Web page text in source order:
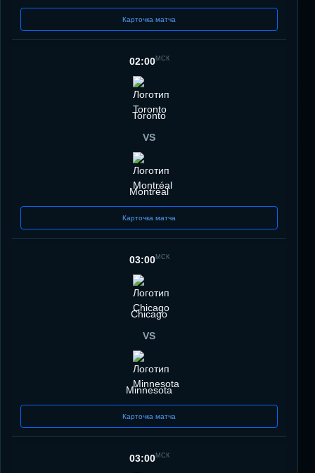
Карточка матча
02:00МСК
Toronto
VS
Montréal
Карточка матча
03:00МСК
Chicago
VS
Minnesota
Карточка матча
03:00МСК